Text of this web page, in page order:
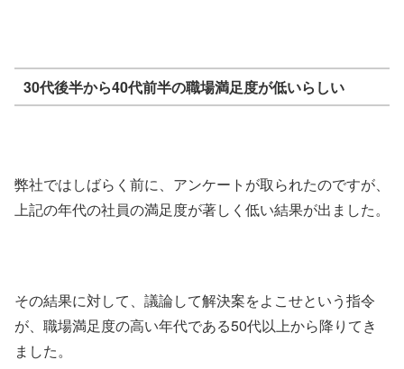
30代後半から40代前半の職場満足度が低いらしい
弊社ではしばらく前に、アンケートが取られたのですが、
上記の年代の社員の満足度が著しく低い結果が出ました。
その結果に対して、議論して解決案をよこせという指令
が、職場満足度の高い年代である50代以上から降りてき
ました。